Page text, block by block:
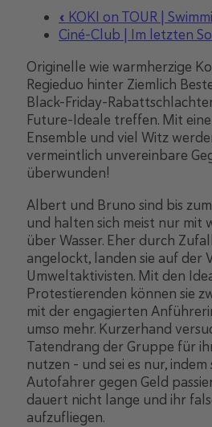
« KOKI on TOUR |
Ciné-Club | Im letzten
Originelle wie warmherzige
Regieduo hinter Ziemlich
Black-Friday-
Future-Ideale treffen. Mit
Ensemble und viel Witz
vermeintlich unvereinbare
überwunden!
Albert und Bruno sind bis
und halten sich meist nur mit
über Wasser. Eher durch
angelockt, landen sie auf der
Umweltaktivisten. Mit den
Protestierenden können sie
mit der engagierten
umso mehr. Kurzerhand
Tatendrang der Gruppe für
nutzen – und sei es nur,
Autofahrer gegen Geld
dauert nicht lange und ihr
aufzufliegen.